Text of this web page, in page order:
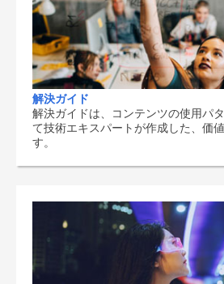
解決ガイド
解決ガイドは、コンテンツの使用パ
て技術エキスパートが作成した、価
す。